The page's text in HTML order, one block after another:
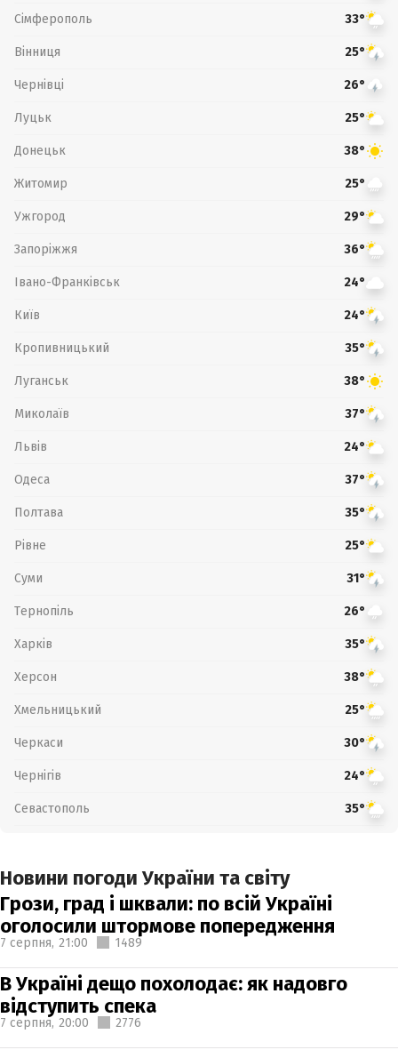
Сімферополь 33°
Вінниця 25°
Чернівці 26°
Луцьк 25°
Донецьк 38°
Житомир 25°
Ужгород 29°
Запоріжжя 36°
Івано-Франківськ 24°
Київ 24°
Кропивницький 35°
Луганськ 38°
Миколаїв 37°
Львів 24°
Одеса 37°
Полтава 35°
Рівне 25°
Суми 31°
Тернопіль 26°
Харків 35°
Херсон 38°
Хмельницький 25°
Черкаси 30°
Чернігів 24°
Севастополь 35°
Новини погоди України та світу
Грози, град і шквали: по всій Україні
оголосили штормове попередження
7 серпня, 21:00 1489
В Україні дещо похолодає: як надовго
відступить спека
7 серпня, 20:00 2776